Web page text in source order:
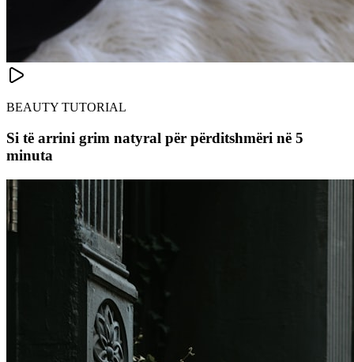
BEAUTY TUTORIAL
Si të arrini grim natyral për përditshmëri në 5
minuta